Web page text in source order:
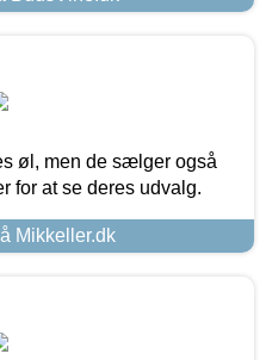
øl, men de sælger også
for at se deres udvalg.
Mikkeller.dk